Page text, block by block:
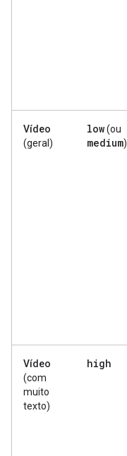
Vídeo
(geral)
low(ou
medium)
Vídeo
(com
muito
texto)
high